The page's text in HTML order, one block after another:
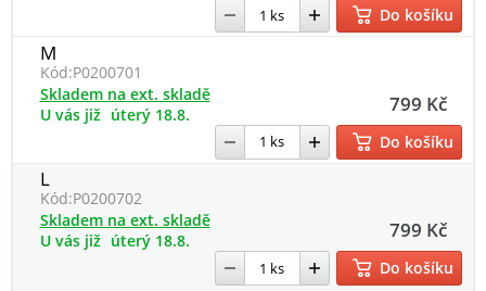
Do košíku
M
Kód:P0200701
799 Kč
Skladem na ext. skladě
U vás již úterý 18.8.
Do košíku
L
Kód:P0200702
799 Kč
Skladem na ext. skladě
U vás již úterý 18.8.
Do košíku